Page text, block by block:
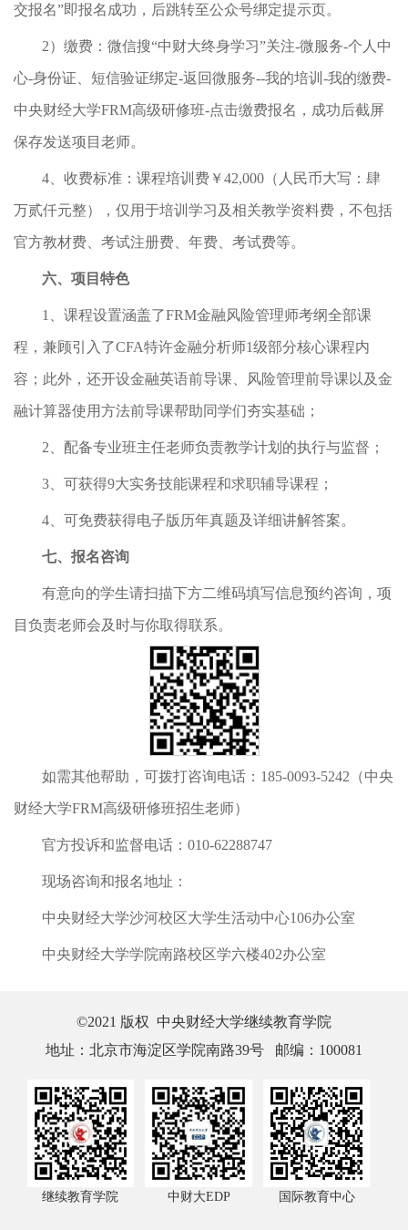
交报名”即报名成功，后跳转至公众号绑定提示页。
2）缴费：微信搜“中财大终身学习”关注-微服务-个人中
心-身份证、短信验证绑定-返回微服务--我的培训-我的缴费-
中央财经大学FRM高级研修班-点击缴费报名，成功后截屏
保存发送项目老师。
4、收费标准：课程培训费￥42,000（人民币大写：肆
万贰仟元整），仅用于培训学习及相关教学资料费，不包括
官方教材费、考试注册费、年费、考试费等。
六、项目特色
1、课程设置涵盖了FRM金融风险管理师考纲全部课
程，兼顾引入了CFA特许金融分析师1级部分核心课程内
容；此外，还开设金融英语前导课、风险管理前导课以及金
融计算器使用方法前导课帮助同学们夯实基础；
2、配备专业班主任老师负责教学计划的执行与监督；
3、可获得9大实务技能课程和求职辅导课程；
4、可免费获得电子版历年真题及详细讲解答案。
七、报名咨询
有意向的学生请扫描下方二维码填写信息预约咨询，项
目负责老师会及时与你取得联系。
如需其他帮助，可拨打咨询电话：185-0093-5242（中央
财经大学FRM高级研修班招生老师）
官方投诉和监督电话：010-62288747
现场咨询和报名地址：
中央财经大学沙河校区大学生活动中心106办公室
中央财经大学学院南路校区学六楼402办公室
©2021 版权 中央财经大学继续教育学院
地址：北京市海淀区学院南路39号 邮编：100081
继续教育学院 中财大EDP 国际教育中心